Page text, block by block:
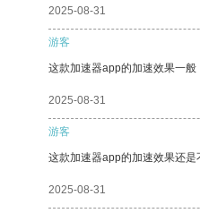
2025-08-31
游客
这款加速器app的加速效果一般
2025-08-31
游客
这款加速器app的加速效果还是
2025-08-31